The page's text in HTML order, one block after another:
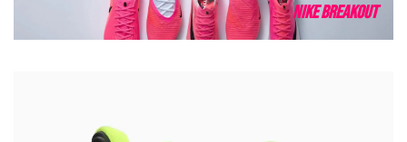
Nike Breakout